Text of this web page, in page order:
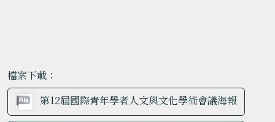
檔案下載：
第12屆國際青年學者人文與文化學術會議海報